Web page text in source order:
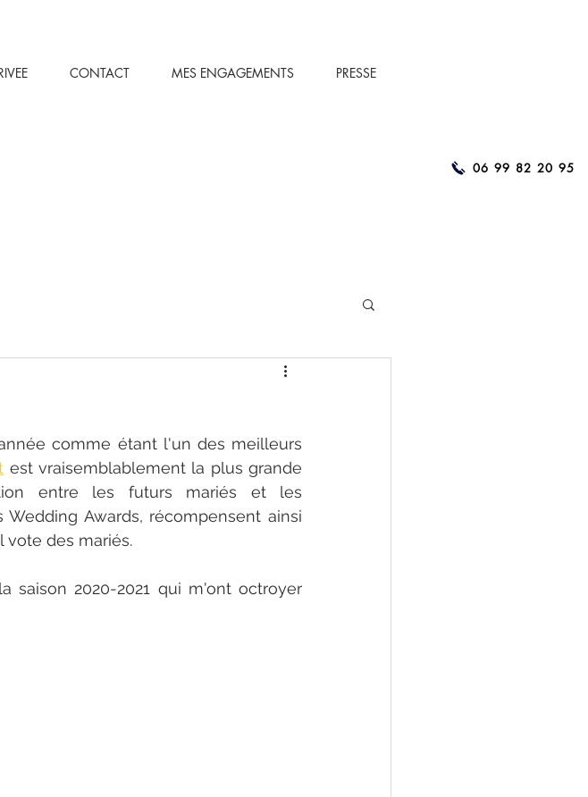
CONTACT MES ENGAGEMENTS PRESSE
06 99 82 20 95
comme étant l'un des meilleurs
est vraisemblablement la plus grande
entre les futurs mariés et les
Awards, récompensent ainsi
vote des mariés.
saison 2020-2021 qui m'ont octroyer